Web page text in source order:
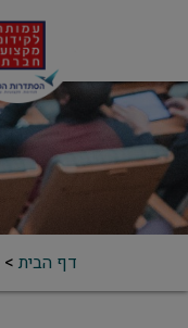
דף הבית >